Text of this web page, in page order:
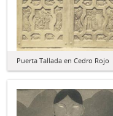
Puerta Tallada en Cedro Rojo